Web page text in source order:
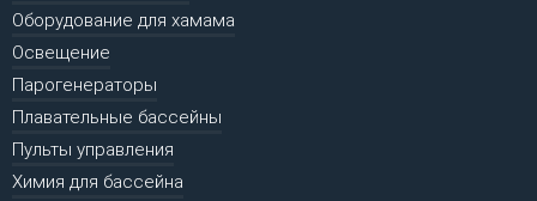
Оборудование для хамама
Освещение
Парогенераторы
Плавательные бассейны
Пульты управления
Химия для бассейна